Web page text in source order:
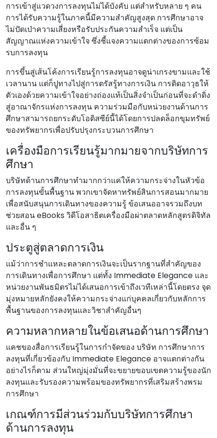
การเข้าสู่แวดวงการลงทุนไม่ได้บังคับ แต่สําหรับหลาย ๆ คน
การได้รับความรู้ในภาคนี้มีความสําคัญสูงสุด การศึกษาอาจ
ไม่ปัดเป่าความเสี่ยงหรือรับประกันความสําเร็จ แต่เป็น
สัญญาณแห่งความเข้าใจ ซึ่งชี้แจงความแตกต่างของการซ้อม
รบการลงทุน
การขึ้นสู่เส้นโค้งการเรียนรู้การลงทุนอาจดูน่าเกรงขามและใช้
เวลานาน แต่ก็ปูทางไปสู่การตรัสรู้ทางการเงิน การติดอาวุธให้
ตัวเองด้วยความเข้าใจอย่างถ่องแท้เป็นสิ่งจําเป็นก่อนที่จะดําดิ่ง
สู่อาณาจักรแห่งการลงทุน ความร่วมมือกับหน่วยงานด้านการ
ศึกษาสามารถยกระดับโอดิสซีย์นี้ได้โดยการปลดล็อกขุมทรัพย์
ของทรัพยากรเพื่อปรับปรุงกระบวนการศึกษา
เครื่องมือการเรียนรู้มากมายจากบริษัทการ
ศึกษา
บริษัทด้านการศึกษาทํามากกว่าแค่ให้ความกระจ่างในหัวข้อ
การลงทุนขั้นพื้นฐาน พวกเขาจัดหาทรัพย์สินการสอนมากมาย
เพื่อสนับสนุนการเดินทางของความรู้ ข้อเสนออาจรวมถึงบท
ช่วยสอน eBooks วิดีโอสาธิตเครื่องมือผ่าตลาดหลักสูตรดิจิทัล
และอื่น ๆ
ประตูสู่ตลาดการเงิน
แม้ว่าการชําแหละตลาดการเงินจะเป็นรากฐานที่สําคัญของ
การเดินทางเพื่อการศึกษา แต่ทั้ง Immediate Elegance และ
หน่วยงานพันธมิตรไม่ได้เสนอการเข้าถึงเวทีเหล่านี้โดยตรง จุด
มุ่งหมายหลักยังคงให้ความกระจ่างแก่บุคคลเกี่ยวกับหลักการ
พื้นฐานของการลงทุนและวิชาสําคัญอื่นๆ
ความหลากหลายในข้อเสนอด้านการศึกษา
แคชของสื่อการเรียนรู้ในการกําจัดของ บริษัท การศึกษาการ
ลงทุนที่เกี่ยวข้องกับ Immediate Elegance อาจแตกต่างกัน
อย่างไรก็ตาม ส่วนใหญ่มุ่งมั่นที่จะขยายขอบเขตความรู้ของนัก
ลงทุนและรับรองความพร้อมของทรัพยากรที่เสริมสร้างพรม
การศึกษา
เกณฑ์การมีส่วนร่วมกับบริษัทการศึกษา
ด้านการลงทุน